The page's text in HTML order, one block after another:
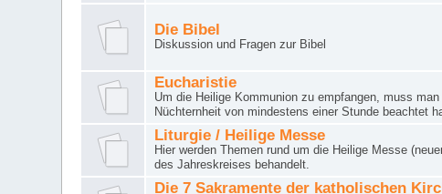
Die Bibel
Diskussion und Fragen zur Bibel
Eucharistie
Um die Heilige Kommunion zu empfangen, muss
Nüchternheit von mindestens einer Stunde beachtet
Liturgie / Heilige Messe
Hier werden Themen rund um die Heilige Messe
des Jahreskreises behandelt.
Die 7 Sakramente der katholischen